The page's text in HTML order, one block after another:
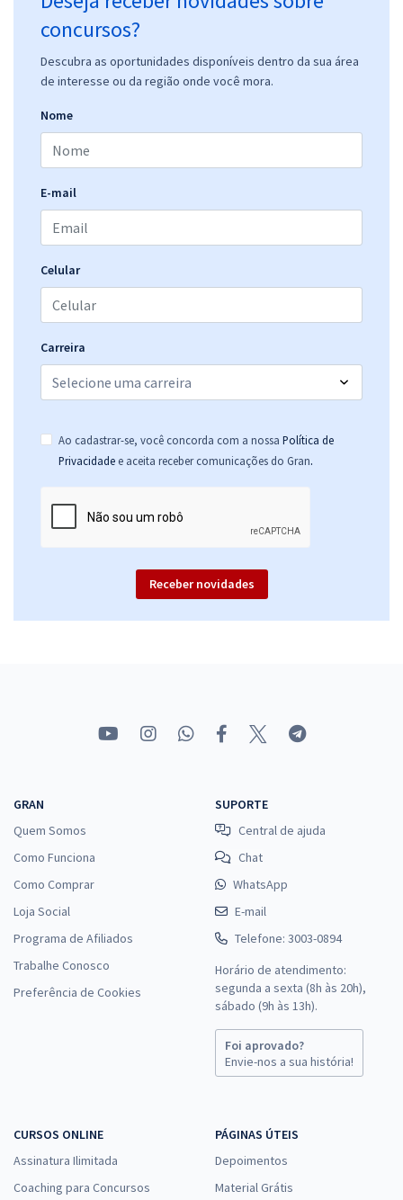
concursos?
Descubra as oportunidades disponíveis dentro da sua área
de interesse ou da região onde você mora.
Nome
E-mail
Celular
Carreira
Ao cadastrar-se, você concorda com a nossa Política de
Privacidade e aceita receber comunicações do Gran.
Receber novidades
GRAN
Quem Somos
Como Funciona
Como Comprar
Loja Social
Programa de Afiliados
Trabalhe Conosco
Preferência de Cookies
SUPORTE
Central de ajuda
Chat
WhatsApp
E-mail
Telefone: 3003-0894
Horário de atendimento:
segunda a sexta (8h às 20h),
sábado (9h às 13h).
Foi aprovado?
Envie-nos a sua história!
CURSOS ONLINE
Assinatura Ilimitada
Coaching para Concursos
PÁGINAS ÚTEIS
Depoimentos
Material Grátis